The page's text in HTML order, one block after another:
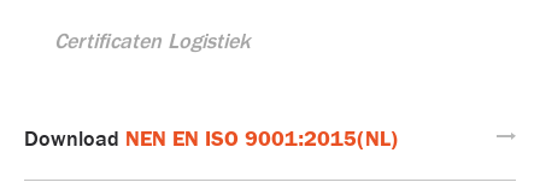
Certificaten Logistiek
Download NEN EN ISO 9001:2015(NL)